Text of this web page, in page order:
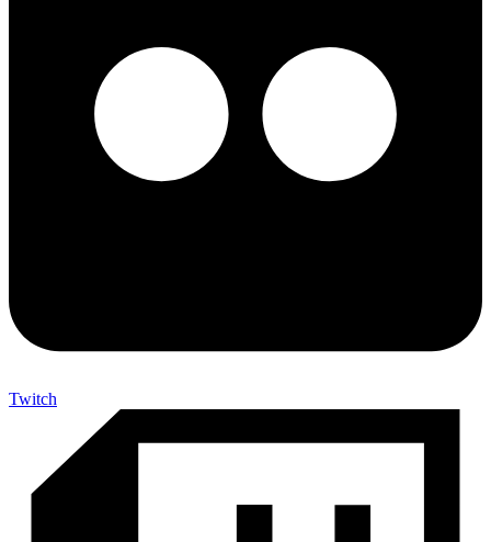
Twitch